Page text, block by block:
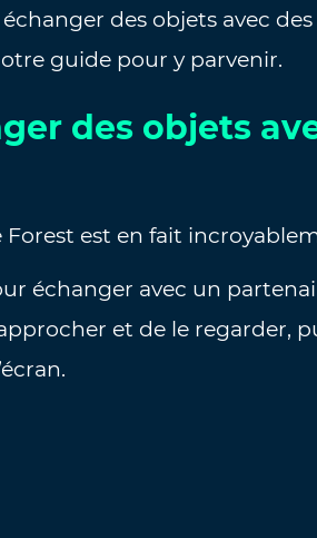
des objets avec
guide pour y parvenir.
des objets
Forest est en fait
échanger avec un
et de le regarder,